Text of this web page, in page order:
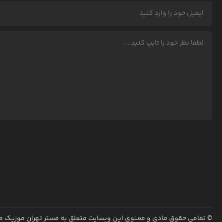
© تمامی حقوق مادی و معنوی این وبسایت متعلق به مستر تهران موزیک